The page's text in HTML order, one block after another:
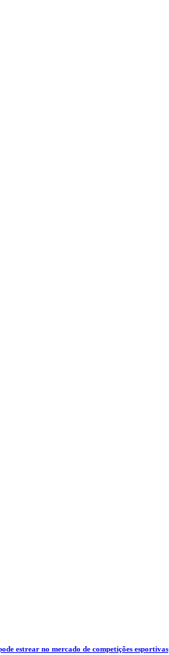
estrear no mercado de competições esportivas